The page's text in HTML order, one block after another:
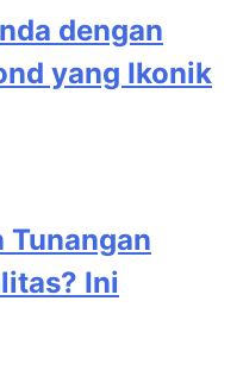
dengan
yang Ikonik
Tunangan
Ini